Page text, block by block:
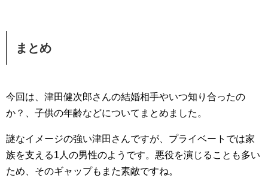
まとめ
今回は、津田健次郎さんの結婚相手やいつ知り合ったの
か？、子供の年齢などについてまとめました。
謎なイメージの強い津田さんですが、プライベートでは家
族を支える1人の男性のようです。悪役を演じることも多い
ため、そのギャップもまた素敵ですね。